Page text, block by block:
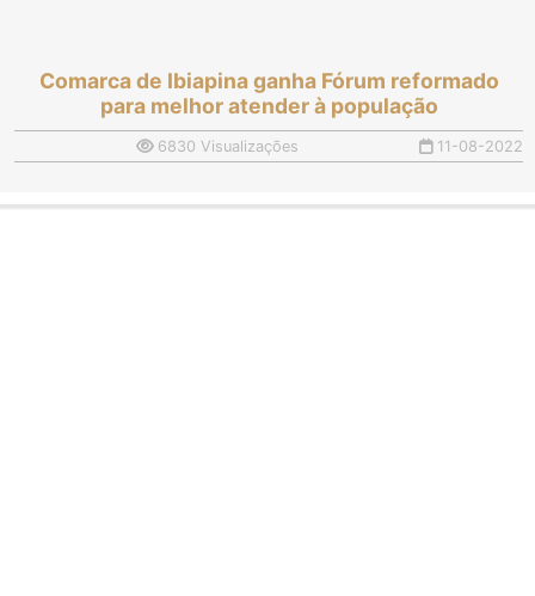
Comarca de Ibiapina ganha Fórum reformado
para melhor atender à população
6830 Visualizações 11-08-2022